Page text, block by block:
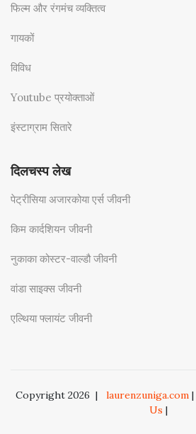
फिल्म और रंगमंच व्यक्तित्व
गायकों
विविध
Youtube प्रयोक्ताओं
इंस्टाग्राम सितारे
दिलचस्प लेख
पेट्रीसिया अजारकोया एर्स जीवनी
किम कार्दशियन जीवनी
नुकाका कोस्टर-वाल्डौ जीवनी
वांडा साइक्स जीवनी
एल्थिया फ्लायंट जीवनी
Copyright 2026 | laurenzuniga.com |
Us |